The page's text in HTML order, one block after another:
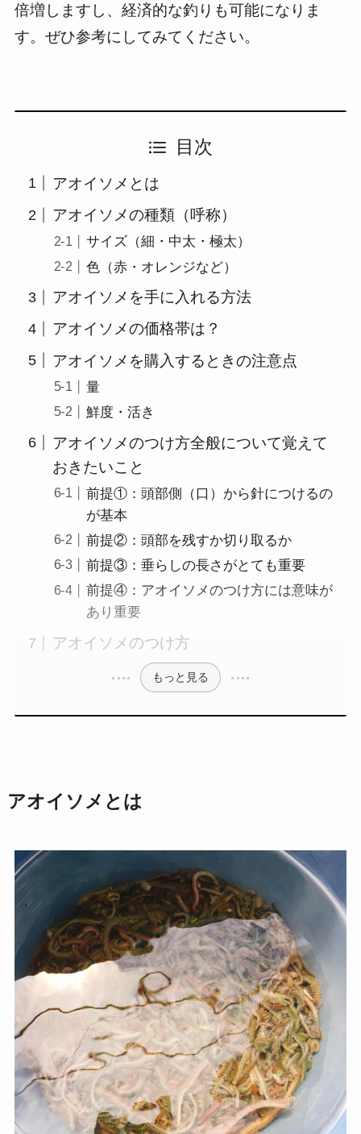
倍増しますし、経済的な釣りも可能になりま
す。ぜひ参考にしてみてください。
目次
アオイソメとは
アオイソメの種類（呼称）
サイズ（細・中太・極太）
色（赤・オレンジなど）
アオイソメを手に入れる方法
アオイソメの価格帯は？
アオイソメを購入するときの注意点
量
鮮度・活き
アオイソメのつけ方全般について覚えて
おきたいこと
前提①：頭部側（口）から針につけるの
が基本
前提②：頭部を残すか切り取るか
前提③：垂らしの長さがとても重要
前提④：アオイソメのつけ方には意味が
あり重要
アオイソメのつけ方
もっと見る
アオイソメとは